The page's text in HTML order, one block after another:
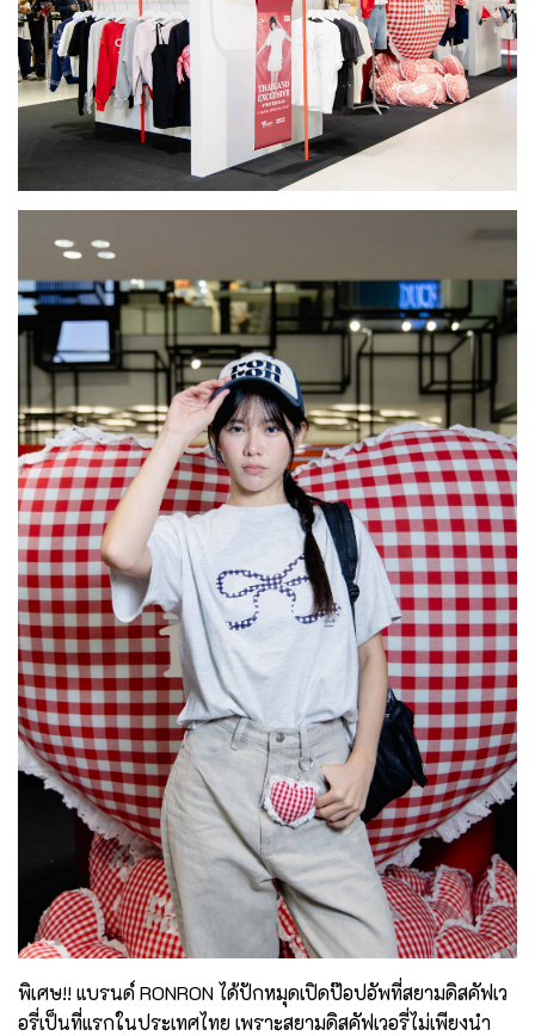
พิเศษ!! แบรนด์ RONRON ได้ปักหมุดเปิดป๊อปอัพที่สยามดิสคัฟเว
อรี่เป็นที่แรกในประเทศไทย เพราะสยามดิสคัฟเวอรี่ไม่เพียงนำ